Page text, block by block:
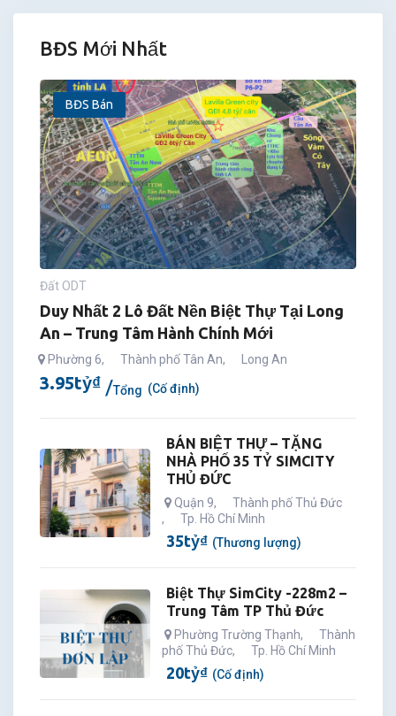
BĐS Mới Nhất
BĐS Bán
Đất ODT
Duy Nhất 2 Lô Đất Nền Biệt Thự Tại Long
An – Trung Tâm Hành Chính Mới
Phường 6, Thành phố Tân An, Long An
3.95tỷ₫ Tổng (Cố định)
BÁN BIỆT THỰ – TẶNG
NHÀ PHỐ 35 TỶ SIMCITY
THỦ ĐỨC
Quận 9,
Thành phố Thủ Đức
,
Tp. Hồ Chí Minh
35tỷ₫ (Thương lượng)
Biệt Thự SimCity -228m2 –
Trung Tâm TP Thủ Đức
Phường Trường Thạnh,
Thành
phố Thủ Đức, Tp. Hồ Chí Minh
20tỷ₫ (Cố định)